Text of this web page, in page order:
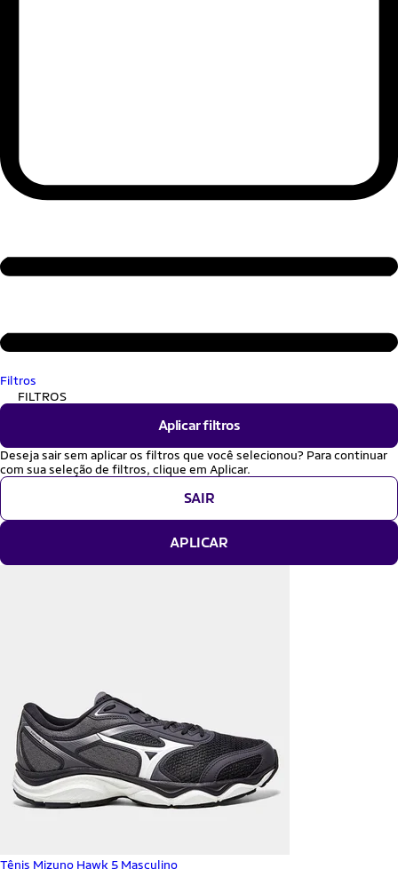
Filtros
FILTROS
Aplicar filtros
Deseja sair sem aplicar os filtros que você selecionou? Para continuar
com sua seleção de filtros, clique em Aplicar.
SAIR
APLICAR
Tênis Mizuno Hawk 5 Masculino